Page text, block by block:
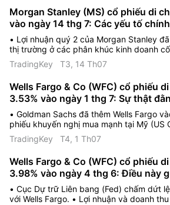
lục và dòng vốn ròng chảy vào mạnh mẽ.
Morgan Stanley (MS) cổ phiếu di
vào ngày 14 thg 7: Các yếu tố
• Lợi nhuận quý 2 của Morgan Stanley
thị trường ở các phân khúc kinh doanh
hàng đầu tư và quản lý tài sản đã thúc
đáng kể cho công ty. • Các nhà phân
USD.
TradingKey T3, 14 Th07
Wells Fargo & Co (WFC) cổ phiếu
3.53% vào ngày 1 thg 7: Sự thật
• Goldman Sachs đã thêm Wells Fargo
phiếu khuyến nghị mua mạnh tại Mỹ (US
dẫn các sáng kiến tăng trưởng chiến lược.
tăng cổ tức quý 3 sau khi đạt kết quả
phân tích đã nâng giá mục tiêu, viện dẫn
tiền gửi thương mại mạnh mẽ và sự mở
toán.
TradingKey T4, 1 Th07
Wells Fargo & Co (WFC) cổ phiếu
3.98% vào ngày 4 thg 6: Điều này
• Cục Dự trữ Liên bang (Fed) chấm dứt
với Wells Fargo. • Lợi nhuận và doanh